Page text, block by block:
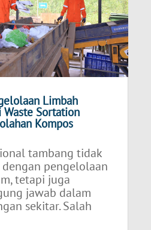
Limbah
Sortation
Kompos
tambang tidak
pengelolaan
tetapi juga
jawab dalam
sekitar. Salah